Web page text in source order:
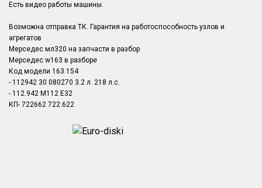
Есть видео работы машины.
Возможна отправка ТК. Гарантия на работоспособность узлов и
агрегатов
Мерседес мл320 на запчасти в разбор
Мерседес w163 в разборе
Код модели 163.154
- 112942 30 080270 3.2 л. 218 л.с.
- 112.942 M112 E32